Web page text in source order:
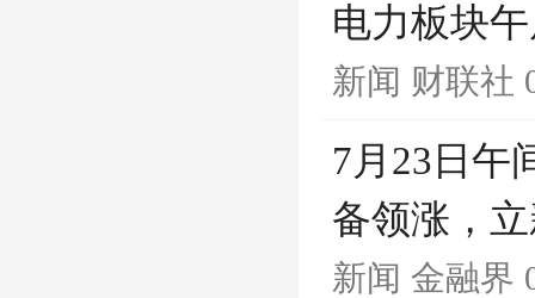
电力板块
新闻 财联社
7月23日午
备领涨，
新闻 金融界